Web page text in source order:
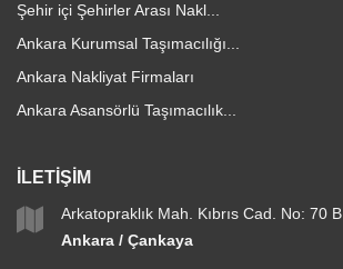
Şehir içi Şehirler Arası Nakl...
Ankara Kurumsal Taşımacılığı...
Ankara Nakliyat Firmaları
Ankara Asansörlü Taşımacılık...
İLETİŞİM
Arkatopraklık Mah. Kıbrıs Cad. No: 70 B
Ankara / Çankaya